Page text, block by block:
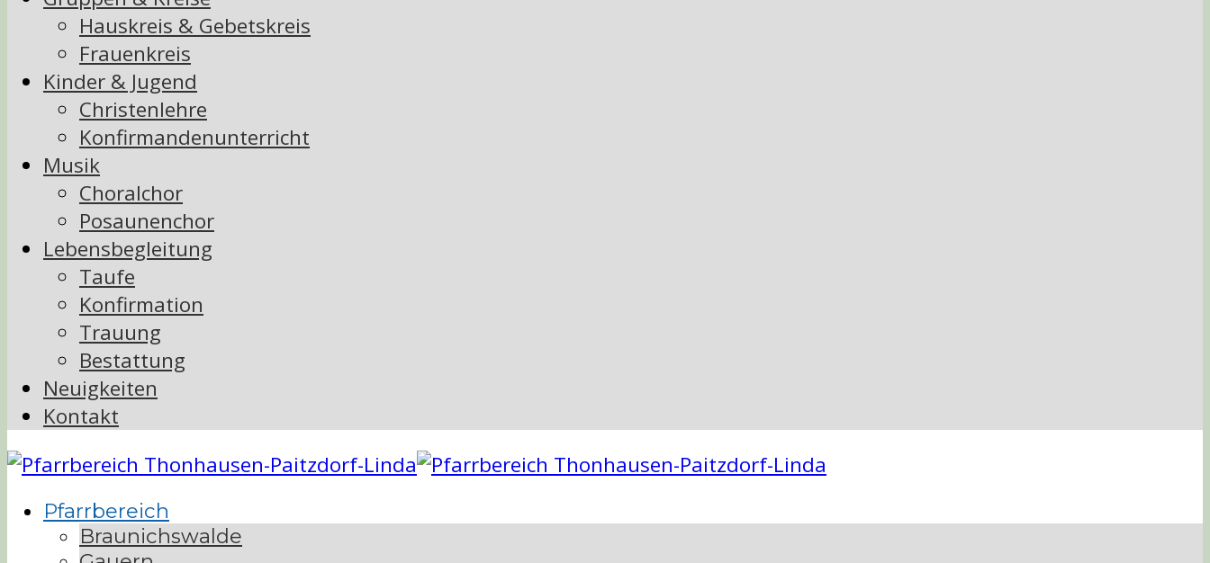
Hauskreis & Gebetskreis
Frauenkreis
Kinder & Jugend
Christenlehre
Konfirmandenunterricht
Musik
Choralchor
Posaunenchor
Lebensbegleitung
Taufe
Konfirmation
Trauung
Bestattung
Neuigkeiten
Kontakt
Pfarrbereich
Braunichswalde